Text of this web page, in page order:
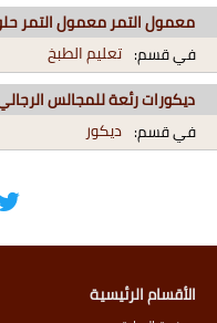
معمول التمر معمول التمر
في قسم: تعليم الطبخ
ديكورات رئعة للمجالس الرجالي
في قسم: ديكور
الأقسام الرئيسية